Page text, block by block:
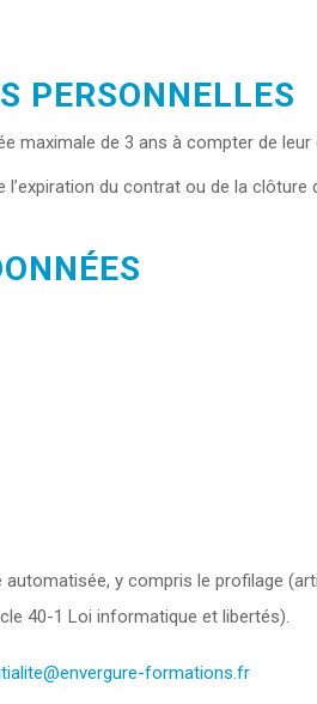
PERSONNELLES
maximale de 3 ans à compter de leur
du contrat ou de la clôture
automatisée, y compris le profilage
40-1 Loi informatique et libertés).
formations.fr